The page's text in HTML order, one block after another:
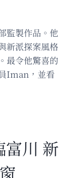
監製作品。他
新派探案風格
最令他驚喜的
Iman，並看
富川 新